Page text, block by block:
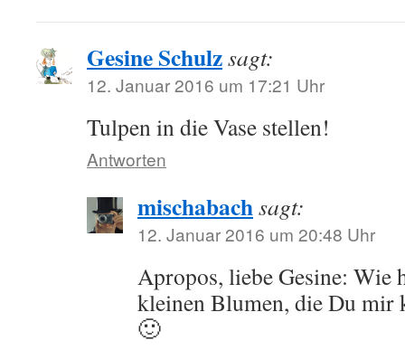
Gesine Schulzsagt:
12. Januar 2016 um 17:21 Uhr
Tulpen in die Vase stellen!
Antworten
mischabachsagt:
12. Januar 2016 um 20:48 Uhr
Apropos, liebe Gesine: Wie
kleinen Blumen, die Du mir
🙂